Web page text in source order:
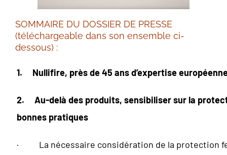
SOMMAIRE DU DOSSIER DE PRESSE
(téléchargeable dans son ensemble ci-
dessous) :
1. Nullifire, près de 45 ans d’expertise
2. Au-delà des produits, sensibiliser sur la
bonnes pratiques
· La nécessaire considération de la protection